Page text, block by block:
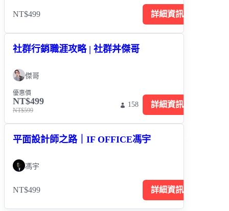
NT$499 詳細資訊
社群行銷職涯攻略 | 社群丼傑哥
傑哥
優惠價
NT$499
NT$599
158 詳細資訊
平面設計師之路｜IF OFFICE馮宇
馮宇
NT$499 詳細資訊